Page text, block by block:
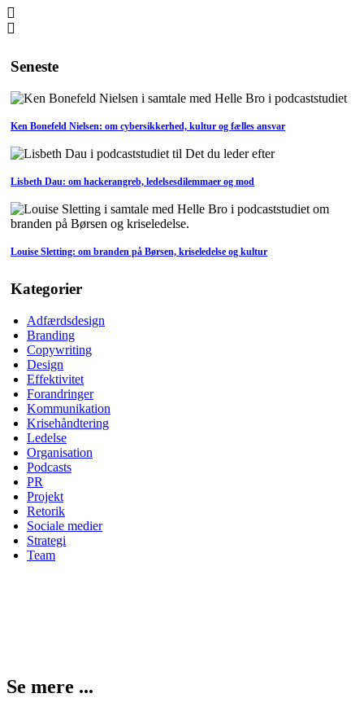
Seneste
Ken Bonefeld Nielsen: om cybersikkerhed, kultur og fælles ansvar
Lisbeth Dau: om hackerangreb, ledelsesdilemmaer og mod
Louise Sletting: om branden på Børsen, kriseledelse og kultur
Kategorier
Adfærdsdesign
Branding
Copywriting
Design
Effektivitet
Forandringer
Kommunikation
Krisehåndtering
Ledelse
Organisation
Podcasts
PR
Projekt
Retorik
Sociale medier
Strategi
Team
Se mere ...